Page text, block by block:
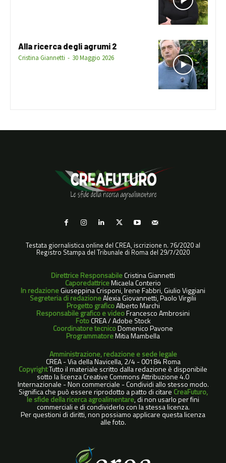
Alla ricerca degli agrumi 2
Cristina Giannetti - 30 Maggio 2026
Testata giornalistica online del CREA, iscrizione n. 76/2020 al
Registro Stampa del Tribunale di Roma del 29/7/2020
Direttrice ResponsabileCristina Giannetti
CaporedattriceMicaela Conterio
In redazioneGiuseppina Crisponi, Irene Fabbri, Giulio Viggiani
Segreteria di redazioneAlexia Giovannetti, Paolo Virgilii
Progetto graficoAlberto Marchi
Responsabile grafico e videoFrancesco Ambrosini
FotoCREA / Adobe Stock
Coordinatore tecnicoDomenico Pavone
ProgrammatoreMitia Mambella
Amministrazione, redazione e sede legale
CREA - Via della Navicella, 2/4 - 00184 Roma
CopyrightTutto il materiale scritto dalla redazione è disponibile
sotto la licenza Creative Commons Attribuzione 4.0
Internazionale - Non commerciale - Condividi allo stesso modo.
Significa che può essere riprodotto a patto di citare CreaFuturo,
le sfide della ricerca agroalimentare, di non usarlo per fini
commerciali e di condividerlo con la stessa licenza.
Per questioni di diritti, non possiamo applicare questa licenza
alle foto.